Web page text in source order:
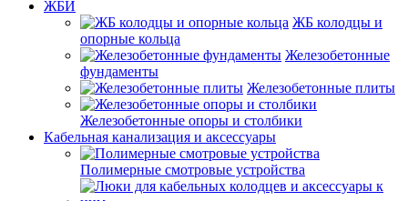
ЖБИ
ЖБ колодцы и
опорные кольца
Железобетонные
фундаменты
Железобетонные плиты
Железобетонные опоры и столбики
Кабельная канализация и аксессуары
Полимерные смотровые устройства